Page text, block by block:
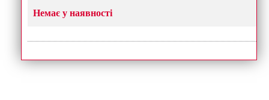
Немає у наявності